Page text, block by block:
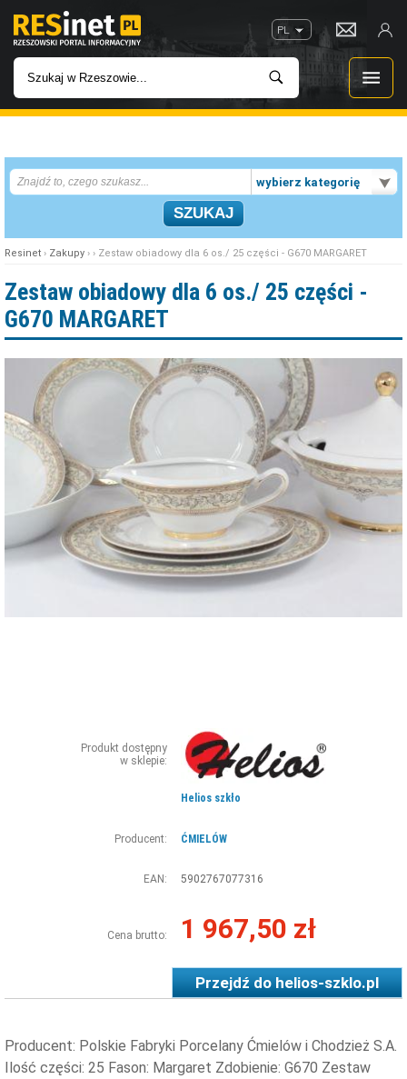
PL
INWESTYCJE
IMPREZY
ROZRYWKA
W KINACH
GASTRONOMIA
ZDJĘCIA
W RZESZOWIE
wybierz kategorię
Resinet › Zakupy › › Zestaw obiadowy dla 6 os./ 25 części - G670 MARGARET
Zestaw obiadowy dla 6 os./ 25 części -
G670 MARGARET
Produkt dostępny
w sklepie:
Helios szkło
Producent: ĆMIELÓW
EAN: 5902767077316
Cena brutto: 1 967,50 zł
Przejdź dohelios-szklo.pl
Producent: Polskie Fabryki Porcelany Ćmielów i Chodzież S.A.
Ilość części: 25 Fason: Margaret Zdobienie: G670 Zestaw